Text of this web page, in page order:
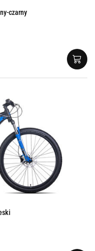
czarny